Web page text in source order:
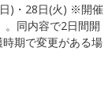
)・28日(火) ※開催
。同内容で2日間開
期で変更がある場